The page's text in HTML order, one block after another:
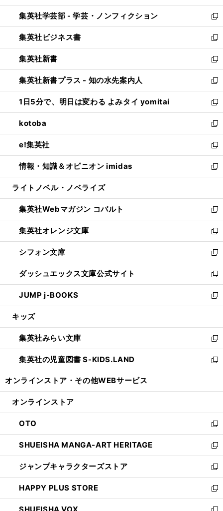
開
く
ウ
で
開
く
ン
ド
ウ
で
開
く
ウ
ィ
ン
ド
ウ
で
開
く
集英社学芸部 - 学芸・ノンフィクション
新
し
い
ウ
ィ
ン
ド
ウ
で
開
く
集英社ビジネス書
新
し
い
ウ
ィ
ン
ド
ウ
で
開
く
集英社新書
新
し
い
ウ
ィ
ン
ド
ウ
で
開
く
集英社新書プラス - 知の水先案内人
新
し
い
ウ
ィ
ン
ド
ウ
で
開
1日5分で、明日は変わる よみタイ yomitai
新
し
い
ウ
ィ
ン
ド
ウ
開
く
kotoba
新
し
い
ウ
ィ
ン
ウ
で
開
く
e!集英社
新
し
い
ウ
ン
ド
ウ
で
開
く
情報・知識＆オピニオン imidas
新
し
ウ
ィ
ン
ド
ウ
で
開
く
ライトノベル・ノベライズ
集英社Webマガジン コバルト
新
し
い
ウ
ィ
ン
ド
ウ
で
開
集英社オレンジ文庫
新
し
い
ウ
ィ
ン
ド
ウ
開
く
シフォン文庫
新
し
い
ウ
ィ
ン
ウ
で
開
く
ダッシュエックス文庫公式サイト
新
し
い
ウ
ン
ド
ウ
で
JUMP j-BOOKS
新
し
ウ
ィ
ン
ド
開
キッズ
集英社みらい文庫
新
し
い
ン
ウ
で
開
く
集英社の児童図書 S-KIDS.LAND
新
ウ
ン
ド
ウ
で
開
く
オンラインストア・ その他WEBサービス
オンラインストア
OTO
新
し
い
ウ
ィ
ン
ド
ウ
SHUEISHA MANGA-ART HERITAGE
新
し
い
ウ
ィ
ン
ジャンプキャラクターズストア
新
し
い
ウ
HAPPY PLUS STORE
新
し